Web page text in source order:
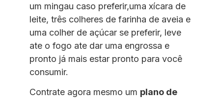
um mingau caso preferir,uma xícara de
leite, três colheres de farinha de aveia e
uma colher de açúcar se preferir, leve
ate o fogo ate dar uma engrossa e
pronto já mais estar pronto para você
consumir.
Contrate agora mesmo um plano de